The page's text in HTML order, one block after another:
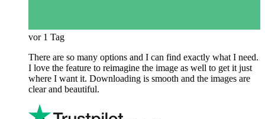
vor 1 Tag
There are so many options and I can find exactly what I need.
I love the feature to reimagine the image as well to get it just
where I want it. Downloading is smooth and the images are
clear and beautiful.